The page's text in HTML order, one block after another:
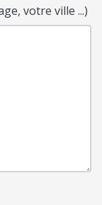
votre ville ...)